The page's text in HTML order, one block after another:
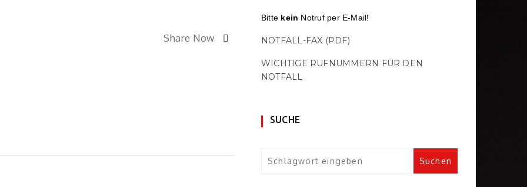
Share Now
Bitte kein Notruf per E-Mail!
NOTFALL-FAX (PDF)
WICHTIGE RUFNUMMERN FÜR DEN
NOTFALL
SUCHE